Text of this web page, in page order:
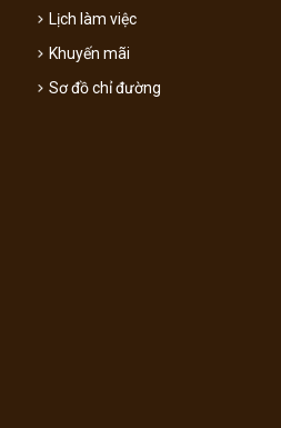
Lịch làm việc
Khuyến mãi
Sơ đồ chỉ đường